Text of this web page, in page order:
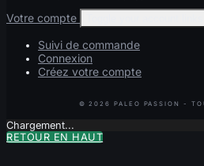
Votre compte
Suivi de commande
Connexion
Créez votre compte
Chargement...
RETOUR EN HAUT